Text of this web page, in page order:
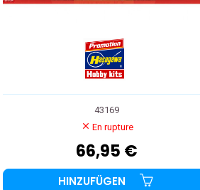
43169
En rupture
66,95 €
HINZUFÜGEN